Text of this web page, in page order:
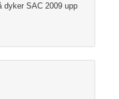
dyker SAC 2009 upp